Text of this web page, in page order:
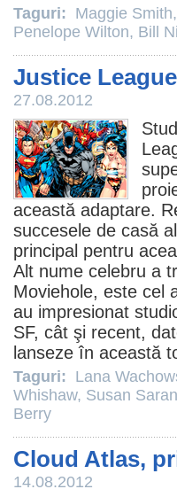
Taguri: Maggie Smith,
Penelope Wilton, Bill
Justice
27.08.2012
această adaptare.
succesele de casă
principal pentru
Alt nume celebru a
Moviehole, este cel
au impresionat
SF, cât şi recent,
lanseze în această
Taguri: Lana
Whishaw, Susan
Berry
Cloud Atlas,
14.08.2012